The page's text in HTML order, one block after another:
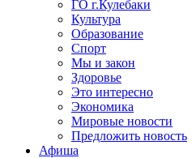
ГО г.Кулебаки
Культура
Образование
Спорт
Мы и закон
Здоровье
Это интересно
Экономика
Мировые новости
Предложить новость
Афиша